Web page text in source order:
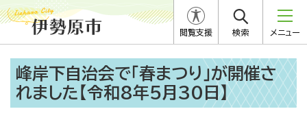
閲覧支援 検索 メニュー
峰岸下自治会で「春まつり」が開催さ
れました【令和8年5月30日】